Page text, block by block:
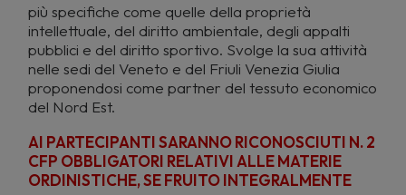
più specifiche come quelle della proprietà
intellettuale, del diritto ambientale, degli appalti
pubblici e del diritto sportivo. Svolge la sua attività
nelle sedi del Veneto e del Friuli Venezia Giulia
proponendosi come partner del tessuto economico
del Nord Est.
AI PARTECIPANTI SARANNO RICONOSCIUTI N. 2
CFP OBBLIGATORI RELATIVI ALLE MATERIE
ORDINISTICHE, SE FRUITO INTEGRALMENTE